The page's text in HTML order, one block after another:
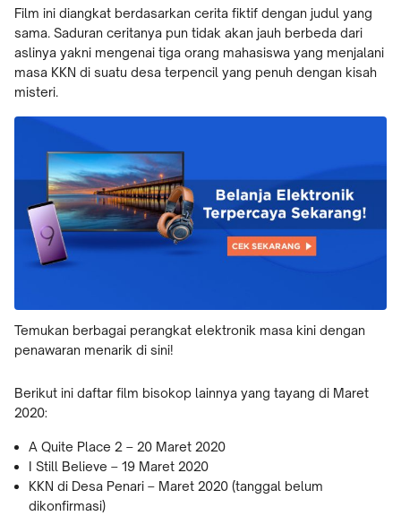
Film ini diangkat berdasarkan cerita fiktif dengan judul yang
sama. Saduran ceritanya pun tidak akan jauh berbeda dari
aslinya yakni mengenai tiga orang mahasiswa yang menjalani
masa KKN di suatu desa terpencil yang penuh dengan kisah
misteri.
Temukan berbagai perangkat elektronik masa kini dengan
penawaran menarik di sini!
Berikut ini daftar film bisokop lainnya yang tayang di Maret
2020:
A Quite Place 2 – 20 Maret 2020
I Still Believe – 19 Maret 2020
KKN di Desa Penari – Maret 2020 (tanggal belum
dikonfirmasi)